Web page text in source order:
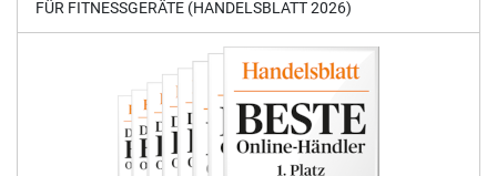
FÜR FITNESSGERÄTE (HANDELSBLATT 2026)